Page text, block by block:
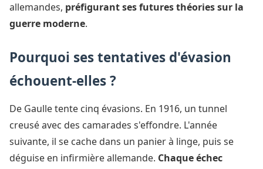
allemandes, préfigurant ses futures théories sur la
guerre moderne.
Pourquoi ses tentatives d'évasion
échouent-elles ?
De Gaulle tente cinq évasions. En 1916, un tunnel
creusé avec des camarades s'effondre. L'année
suivante, il se cache dans un panier à linge, puis se
déguise en infirmière allemande. Chaque échec